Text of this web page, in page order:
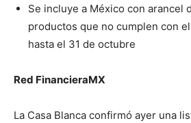
Se incluye a México con arancel
productos que no cumplen con
hasta el 31 de octubre
Red FinancieraMX
La Casa Blanca confirmó ayer una